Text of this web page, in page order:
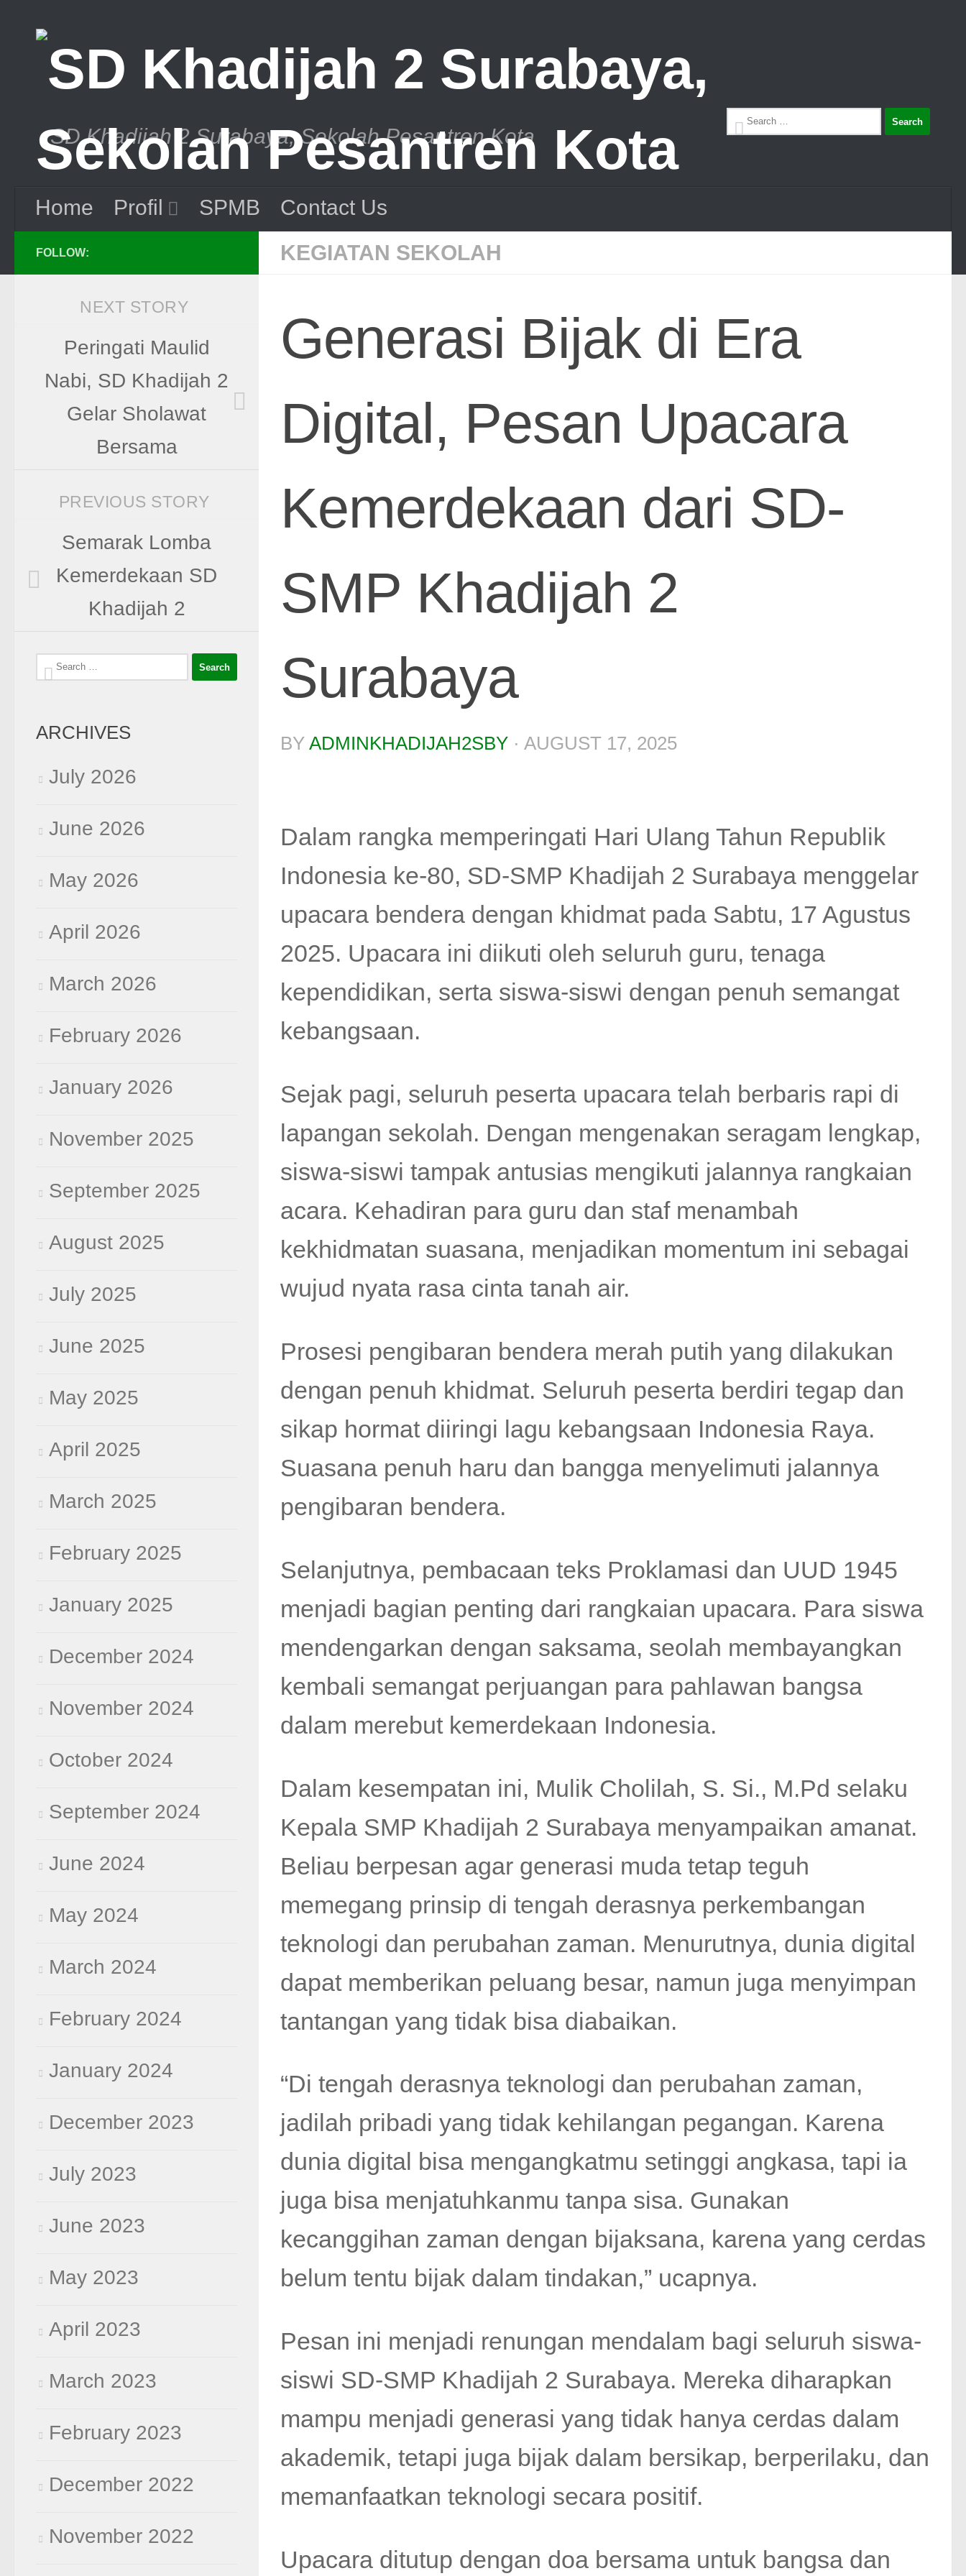
Skip to content
SD Khadijah 2 Surabaya, Sekolah Pesantren Kota
Search
Home Profil SPMB
Contact Us
KEGIATAN SEKOLAH
Generasi Bijak di Era
Digital, Pesan Upacara
Kemerdekaan dari SD-
SMP Khadijah 2
Surabaya
BY ADMINKHADIJAH2SBY · AUGUST 17, 2025
Dalam rangka memperingati Hari Ulang Tahun Republik
Indonesia ke-80, SD-SMP Khadijah 2 Surabaya menggelar
upacara bendera dengan khidmat pada Sabtu, 17 Agustus
2025. Upacara ini diikuti oleh seluruh guru, tenaga
kependidikan, serta siswa-siswi dengan penuh semangat
kebangsaan.
Sejak pagi, seluruh peserta upacara telah berbaris rapi di
lapangan sekolah. Dengan mengenakan seragam lengkap,
siswa-siswi tampak antusias mengikuti jalannya rangkaian
acara. Kehadiran para guru dan staf menambah
kekhidmatan suasana, menjadikan momentum ini sebagai
wujud nyata rasa cinta tanah air.
Prosesi pengibaran bendera merah putih yang dilakukan
dengan penuh khidmat. Seluruh peserta berdiri tegap dan
sikap hormat diiringi lagu kebangsaan Indonesia Raya.
Suasana penuh haru dan bangga menyelimuti jalannya
pengibaran bendera.
Selanjutnya, pembacaan teks Proklamasi dan UUD 1945
menjadi bagian penting dari rangkaian upacara. Para siswa
mendengarkan dengan saksama, seolah membayangkan
kembali semangat perjuangan para pahlawan bangsa
dalam merebut kemerdekaan Indonesia.
Dalam kesempatan ini, Mulik Cholilah, S. Si., M.Pd selaku
Kepala SMP Khadijah 2 Surabaya menyampaikan amanat.
Beliau berpesan agar generasi muda tetap teguh
memegang prinsip di tengah derasnya perkembangan
teknologi dan perubahan zaman. Menurutnya, dunia digital
dapat memberikan peluang besar, namun juga menyimpan
tantangan yang tidak bisa diabaikan.
“Di tengah derasnya teknologi dan perubahan zaman,
jadilah pribadi yang tidak kehilangan pegangan. Karena
dunia digital bisa mengangkatmu setinggi angkasa, tapi ia
juga bisa menjatuhkanmu tanpa sisa. Gunakan
kecanggihan zaman dengan bijaksana, karena yang cerdas
belum tentu bijak dalam tindakan,” ucapnya.
Pesan ini menjadi renungan mendalam bagi seluruh siswa-
siswi SD-SMP Khadijah 2 Surabaya. Mereka diharapkan
mampu menjadi generasi yang tidak hanya cerdas dalam
akademik, tetapi juga bijak dalam bersikap, berperilaku, dan
memanfaatkan teknologi secara positif.
Upacara ditutup dengan doa bersama untuk bangsa dan
FOLLOW:
NEXT STORY
Peringati Maulid
Nabi, SD Khadijah 2
Gelar Sholawat
Bersama
PREVIOUS STORY
Semarak Lomba
Kemerdekaan SD
Khadijah 2
Search
ARCHIVES
July 2026
June 2026
May 2026
April 2026
March 2026
February 2026
January 2026
November 2025
September 2025
August 2025
July 2025
June 2025
May 2025
April 2025
March 2025
February 2025
January 2025
December 2024
November 2024
October 2024
September 2024
June 2024
May 2024
March 2024
February 2024
January 2024
December 2023
July 2023
June 2023
May 2023
April 2023
March 2023
February 2023
December 2022
November 2022